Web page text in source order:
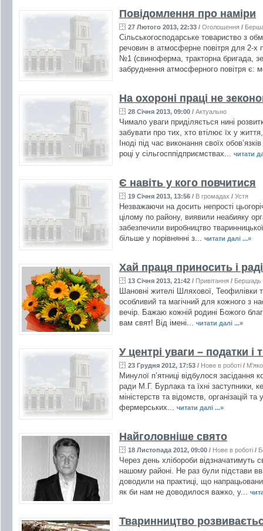
Повідомлення про наміри
27 Лютого 2013, 22:33 / Оголошення /
Сільськогосподарське товариство з
речовин в атмосферне повітря для 2-х
№1 (свиноферма, тракторна бригада,
забруднення атмосферного повітря є:
На охороні праці не
28 Січня 2013, 09:00 / Актуально
Чимало уваги приділяється нині
забувати про тих, хто втілює їх у
Іноді під час виконання своїх
році у сільгосппідприємствах... читати
Є навіть у кого повчитися
19 Січня 2013, 13:56 / В громадах / Устя
Незважаючи на досить непрості
цілому по району, виявили неабияку
забезпечили виробництво
більше у порівнянні з... читати далі ...»
Хай праця приносить і
13 Січня 2013, 21:42 / Привітання / Бершадь
Шановні жителі Шляхової, Теофилівки
особливий та магічний для кожного з
вечір. Бажаю кожній родині Божого
вам свят! Від імені... читати далі ...»
У центрі уваги – податки і
23 Грудня 2012, 17:53 / Нове в роботі /
Минулої п’ятниці відбулося засідання
ради М.Г. Бурлака та їхні заступники,
міністерств та відомств, організацій
фермерських... читати далі ...»
Найголовніше свято
18 Листопада 2012, 09:00 / Нове в роботі /
Через день хлібороби
нашому районі. Не раз були підстави
доводили на практиці, що
як би нам не доводилося важко, у...
Тваринництво